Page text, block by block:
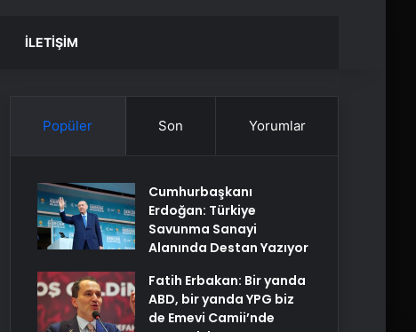
İLETIŞIM
Popüler Son Yorumlar
Cumhurbaşkanı
Erdoğan: Türkiye
Savunma Sanayi
Alanında Destan Yazıyor
Fatih Erbakan: Bir yanda
ABD, bir yanda YPG biz
de Emevi Camii’nde